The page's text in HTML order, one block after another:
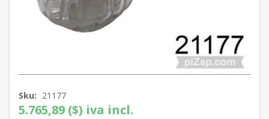
Sku: 21177
5.765,89 ($) iva incl.